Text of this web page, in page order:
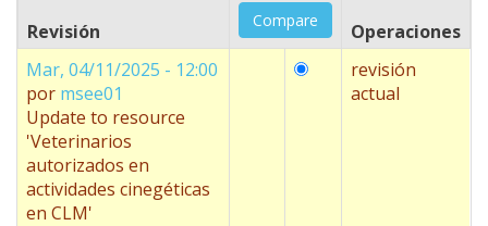
Revisión
Operaciones
Mar, 04/11/2025 - 12:00
por msee01
Update to resource
'Veterinarios
autorizados en
actividades cinegéticas
en CLM'
revisión
actual